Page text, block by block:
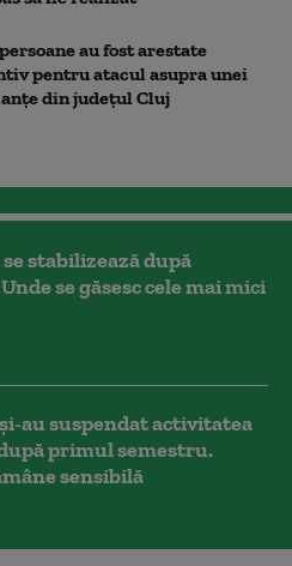
au fost arestate
pentru atacul asupra unei
din județul Cluj
stabilizează după
se găsesc cele mai mici
au suspendat activitatea
primul semestru.
sensibilă